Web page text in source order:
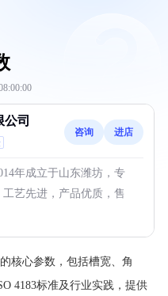
司
咨询 进店
年成立于山东潍坊，专
艺先进，产品优质，售
核心参数，包括槽宽、角
4183标准及行业实践，提供